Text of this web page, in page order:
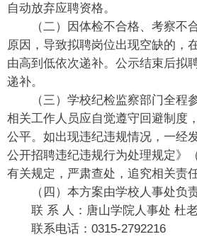
自动放弃应聘资格。
（二）因体检不合格、考察不
原因，导致拟聘岗位出现空缺的，
由高到低依次递补。公示结束后拟
递补。
（三）学校纪检监察部门全程
相关工作人员应自觉遵守回避制度
公平。如出现违纪违规情况，一经
公开招聘违纪违规行为处理规定》
有关规定，严肃查处，追究相关责
（四）本方案由学校人事处负
联 系 人：唐山学院人事处 杜
联系电话：0315-2792216